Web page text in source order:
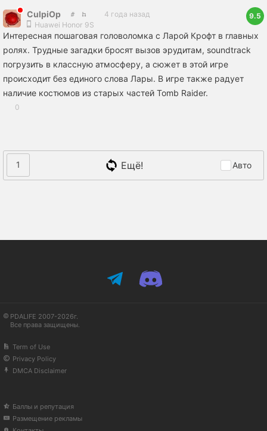
CulpiOp
4 года назад
Huawei Honor 9S
9.5
Интересная пошаговая головоломка с Ларой Крофт в главных
ролях. Трудные загадки бросят вызов эрудитам, soundtrack
погрузить в классную атмосферу, а сюжет в этой игре
происходит без единого слова Лары. В игре также радует
наличие костюмов из старых частей Tomb Raider.
0
1 Ещё! Авто
PDALIFE 2007-2026г.
Все права защищены.
Term of Use
Privacy Policy
DMCA Disclaimer
Баллы и репутация
Размещение рекламы